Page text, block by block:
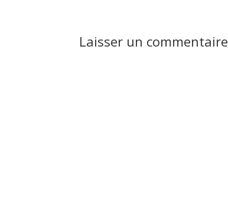
Laisser un commentaire